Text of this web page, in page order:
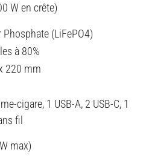
W en crête)
(LiFePO4)
à 80%
220 mm
cigare, 1 USB-A, 2 USB-C, 1
fil
max)